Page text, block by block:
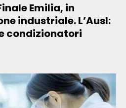
Emilia, in
industriale. L’Ausl:
condizionatori